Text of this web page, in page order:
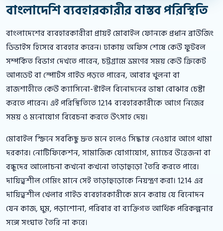
বাংলাদেশি ব্যবহারকারীর বাস্তব পরিস্থিতি
বাংলাদেশের ব্যবহারকারীরা প্রায়ই মোবাইল ফোনকে প্রধান ব্রাউজিং
ডিভাইস হিসেবে ব্যবহার করেন। ঢাকায় অফিস শেষে কেউ ফুটবল
সম্পর্কিত বিভাগ দেখতে পারেন, চট্টগ্রামে ভ্রমণের সময় কেউ ক্রিকেট
আপডেট বা স্পোর্টস গাইড পড়তে পারেন, আবার খুলনা বা
রাজশাহীতে কেউ ক্যাসিনো-স্টাইল বিনোদনের ভাষা বোঝার চেষ্টা
করতে পারেন। এই পরিস্থিতিতে 1214 ব্যবহারকারীকে আগে নিজের
সময় ও মনোযোগ বিবেচনা করতে উৎসাহ দেয়।
মোবাইল স্ক্রিনে সবকিছু দ্রুত মনে হলেও সিদ্ধান্ত নেওয়ার আগে থামা
দরকার। নোটিফিকেশন, সামাজিক যোগাযোগ, ম্যাচের উত্তেজনা বা
বন্ধুদের আলোচনা কখনো কখনো তাড়াহুড়ো তৈরি করতে পারে।
দায়িত্বশীল গেমিং মানে সেই তাড়াহুড়োকে নিয়ন্ত্রণ করা। 1214 এর
দায়িত্বশীল খেলার গাইড ব্যবহারকারীকে মনে করায় যে বিনোদন
যেন কাজ, ঘুম, পড়াশোনা, পরিবার বা ব্যক্তিগত আর্থিক পরিকল্পনার
সঙ্গে সংঘাত তৈরি না করে।